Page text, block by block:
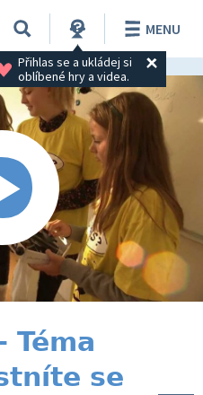
Přihlas se a ukládej si
oblíbené hry a videa.
MENU
se